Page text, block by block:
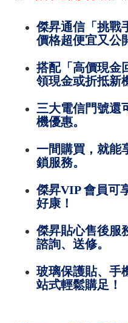
傑昇通信「挑戰
價格超便宜又公
搭配「高價現金
領現金或折抵新
三大電信門號還
機優惠。
一間購買，就能
鎖服務。
傑昇VIP 會員可
好康！
傑昇貼心售後服
諮詢、送修。
玻璃保護貼、手
站式輕鬆購足！